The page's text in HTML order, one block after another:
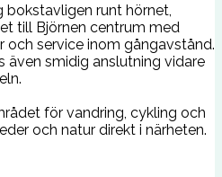
bokstavligen runt hörnet,
till Björnen centrum med
och service inom gångavstånd.
även smidig anslutning vidare
för vandring, cykling och
och natur direkt i närheten.